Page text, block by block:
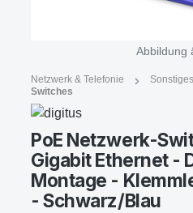
Abbildung
Netzwerk & Telefonie
Switches
PoE Netzwerk-
Gigabit Ethernet -
Montage -
- Schwarz/Blau